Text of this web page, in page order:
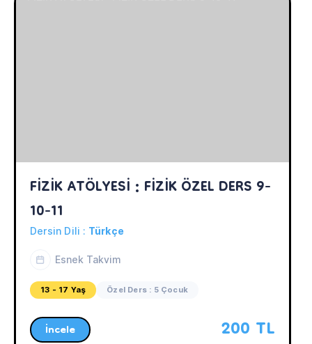
FİZİK ATÖLYESİ : FİZİK ÖZEL DERS 9-
10-11
Dersin Dili : Türkçe
Esnek Takvim
13 - 17 Yaş Özel Ders : 5 Çocuk
İncele 200 TL